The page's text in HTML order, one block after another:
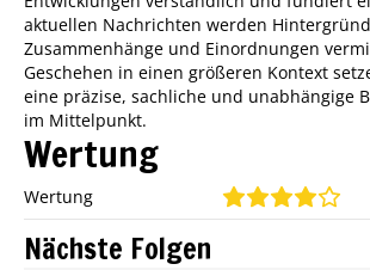
aktuellen Nachrichten werden
Zusammenhänge und Einordnungen
Geschehen in einen größeren Kontext
eine präzise, sachliche und unabhängige
im Mittelpunkt.
Wertung
Wertung
Nächste Folgen